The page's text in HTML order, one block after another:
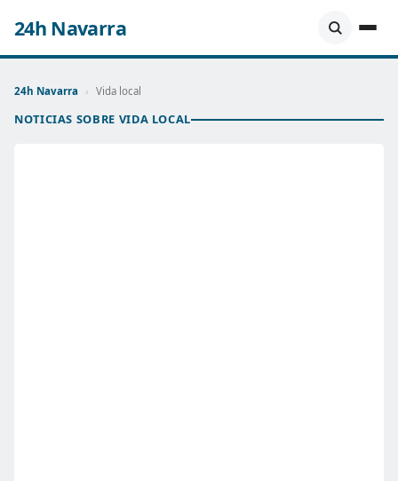
24h Navarra
24h Navarra › Vida local
NOTICIAS SOBRE VIDA LOCAL